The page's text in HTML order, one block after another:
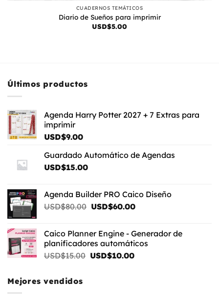
CUADERNOS TEMÁTICOS
Diario de Sueños para imprimir
USD$5.00
Últimos productos
Agenda Harry Potter 2027 + 7 Extras para
imprimir
USD$9.00
Guardado Automático de Agendas
USD$15.00
Agenda Builder PRO Caico Diseño
USD$80.00 El
era:
USD$80.00.
USD$60.00El
es:
USD$60.00.
Caico Planner Engine - Generador de
planificadores automáticos
USD$15.00 El
USD$10.00El
Mejores vendidos